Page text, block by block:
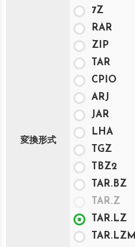
変換形式
7Z
RAR
ZIP
TAR
CPIO
ARJ
JAR
LHA
TGZ
TBZ2
TAR.BZ
TAR.Z
TAR.LZ